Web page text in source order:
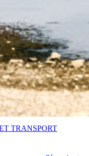
TRANSPORT